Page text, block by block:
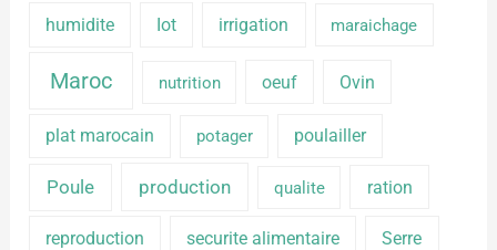
humidite Iot irrigation maraichage
Maroc nutrition oeuf Ovin
plat marocain potager poulailler
Poule production qualite ration
reproduction securite alimentaire Serre